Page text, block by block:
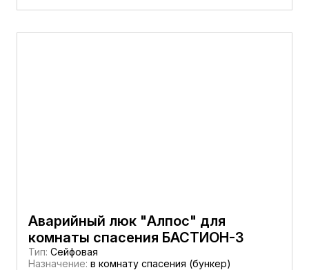
Аварийный люк "Алпос" для
комнаты спасения БАСТИОН-3
Тип: Сейфовая
Назначение: в комнату спасения (бункер)